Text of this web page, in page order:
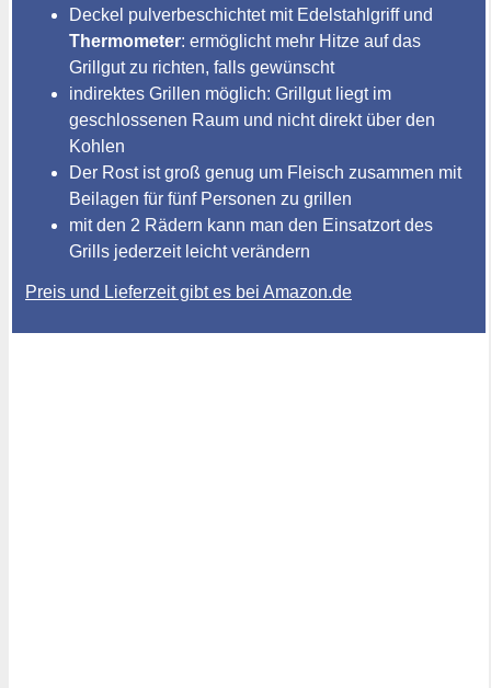
Deckel pulverbeschichtet mit Edelstahlgriff und
Thermometer: ermöglicht mehr Hitze auf das
Grillgut zu richten, falls gewünscht
indirektes Grillen möglich: Grillgut liegt im
geschlossenen Raum und nicht direkt über den
Kohlen
Der Rost ist groß genug um Fleisch zusammen mit
Beilagen für fünf Personen zu grillen
mit den 2 Rädern kann man den Einsatzort des
Grills jederzeit leicht verändern
Preis und Lieferzeit gibt es bei Amazon.de